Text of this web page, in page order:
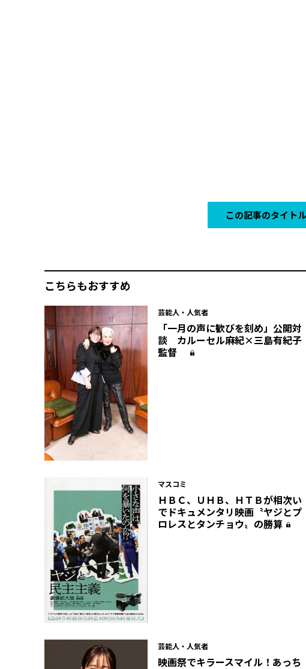
この記事のタイト
こちらもおすすめ
芸能人・人気者
「一月の声に歓びを刻め」公開対
談 カルーセル麻紀×三島有紀子
監督
マスコミ
ＨＢＣ、ＵＨＢ、ＨＴＢが相次い
でドキュメンタリ映画〝ヤジとプ
ロレスとタンチョウ〟の勝算
芸能人・人気者
映画祭でキラースマイル！あっち